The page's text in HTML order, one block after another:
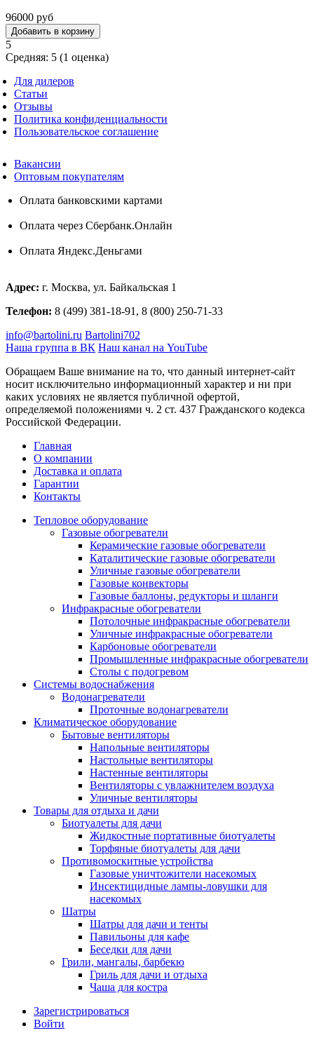
96000 руб
5
Средняя: 5 (1 оценка)
Для дилеров
Статьи
Отзывы
Политика конфиденциальности
Пользовательское соглашение
Вакансии
Оптовым покупателям
Оплата банковскими картами
Оплата через Сбербанк.Онлайн
Оплата Яндекс.Деньгами
Адрес: г. Москва, ул. Байкальская 1
Телефон: 8 (499) 381-18-91, 8 (800) 250-71-33
info@bartolini.ru Bartolini702
Наша группа в ВК Наш канал на YouTube
Обращаем Ваше внимание на то, что данный интернет-сайт
носит исключительно информационный характер и ни при
каких условиях не является публичной офертой,
определяемой положениями ч. 2 ст. 437 Гражданского кодекса
Российской Федерации.
Главная
О компании
Доставка и оплата
Гарантии
Контакты
Тепловое оборудование
Газовые обогреватели
Керамические газовые обогреватели
Каталитические газовые обогреватели
Уличные газовые обогреватели
Газовые конвекторы
Газовые баллоны, редукторы и шланги
Инфракрасные обогреватели
Потолочные инфракрасные обогреватели
Уличные инфракрасные обогреватели
Карбоновые обогреватели
Промышленные инфракрасные обогреватели
Столы с подогревом
Системы водоснабжения
Водонагреватели
Проточные водонагреватели
Климатическое оборудование
Бытовые вентиляторы
Напольные вентиляторы
Настольные вентиляторы
Настенные вентиляторы
Вентиляторы с увлажнителем воздуха
Уличные вентиляторы
Товары для отдыха и дачи
Биотуалеты для дачи
Жидкостные портативные биотуалеты
Торфяные биотуалеты для дачи
Противомоскитные устройства
Газовые уничтожители насекомых
Инсектицидные лампы-ловушки для
насекомых
Шатры
Шатры для дачи и тенты
Павильоны для кафе
Беседки для дачи
Грили, мангалы, барбекю
Гриль для дачи и отдыха
Чаша для костра
Зарегистрироваться
Войти